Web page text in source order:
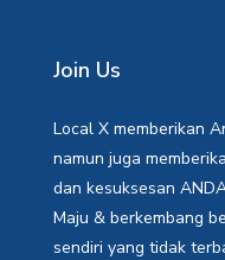
Join Us
Local X memberikan
namun juga
dan kesuksesan
Maju & berkembang
sendiri yang tidak